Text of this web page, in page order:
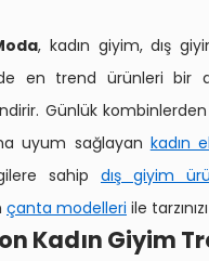
, kadın giyim, dış
en trend ürünleri bir
Günlük
uyum sağlayan kadın
sahip dış giyim
çanta modelleri ile
Kadın Giyim